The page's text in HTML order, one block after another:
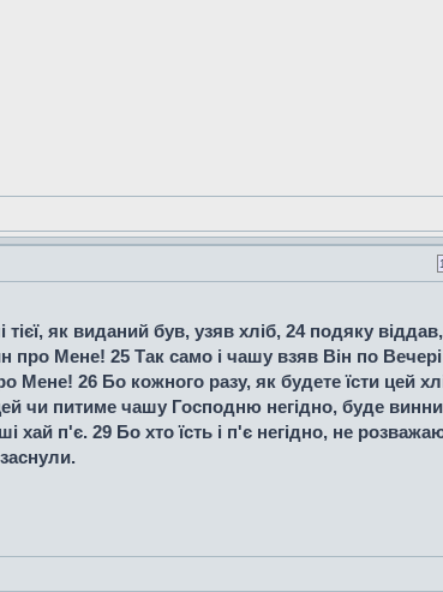
як виданий був, узяв хліб, 24 подяку
Мене! 25 Так само і чашу взяв Він по
Мене! 26 Бо кожного разу, як будете їсти цей
чи питиме чашу Господню негідно, буде
хай п'є. 29 Бо хто їсть і п'є негідно, не